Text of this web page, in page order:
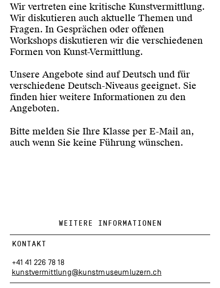
Wir vertreten eine kritische Kunstvermittlung.
Wir diskutieren auch aktuelle Themen und
Fragen. In Gesprächen oder offenen
Workshops diskutieren wir die verschiedenen
Formen von Kunst-Vermittlung.
Unsere Angebote sind auf Deutsch und für
verschiedene Deutsch-Niveaus geeignet. Sie
finden hier weitere Informationen zu den
Angeboten.
Bitte melden Sie Ihre Klasse per E-Mail an,
auch wenn Sie keine Führung wünschen.
WEITERE INFORMATIONEN
KONTAKT
+41 41 226 78 18
kunstvermittlung@kunstmuseumluzern.ch